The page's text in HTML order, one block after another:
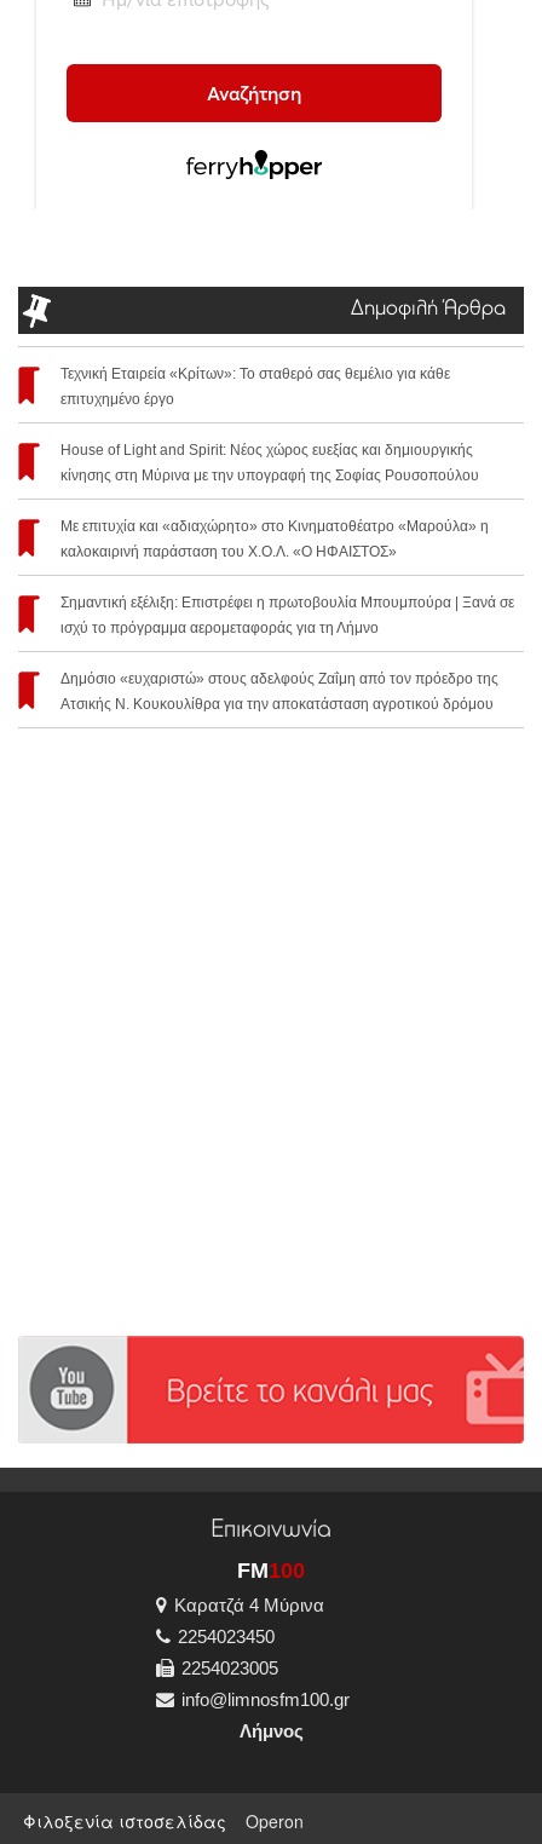
Δημοφιλή Άρθρα
Τεχνική Εταιρεία «Κρίτων»: Το σταθερό σας θεμέλιο για κάθε
επιτυχημένο έργο
House of Light and Spirit: Νέος χώρος ευεξίας και δημιουργικής
κίνησης στη Μύρινα με την υπογραφή της Σοφίας Ρουσοπούλου
Με επιτυχία και «αδιαχώρητο» στο Κινηματοθέατρο «Μαρούλα» η
καλοκαιρινή παράσταση του Χ.Ο.Λ. «Ο ΗΦΑΙΣΤΟΣ»
Σημαντική εξέλιξη: Επιστρέφει η πρωτοβουλία Μπουμπούρα | Ξανά σε
ισχύ το πρόγραμμα αερομεταφοράς για τη Λήμνο
Δημόσιο «ευχαριστώ» στους αδελφούς Ζαΐμη από τον πρόεδρο της
Ατσικής Ν. Κουκουλίθρα για την αποκατάσταση αγροτικού δρόμου
Επικοινωνία
FM100
Καρατζά 4 Μύρινα
2254023450
2254023005
info@limnosfm100.gr
Λήμνος
Φιλοξενία ιστοσελίδας Operon